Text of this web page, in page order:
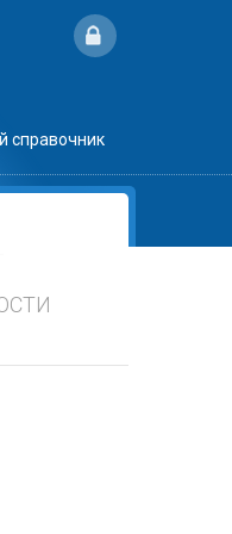
справочник